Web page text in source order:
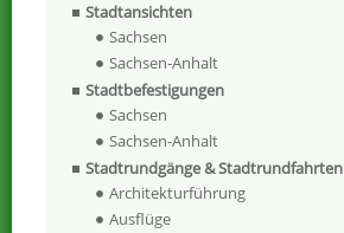
Stadtansichten
Sachsen
Sachsen-Anhalt
Stadtbefestigungen
Sachsen
Sachsen-Anhalt
Stadtrundgänge & Stadtrundfahrten
Architekturführung
Ausflüge